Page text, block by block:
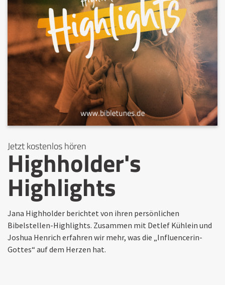
Jetzt kostenlos hören
Highholder's
Highlights
Jana Highholder berichtet von ihren persönlichen
Bibelstellen-Highlights. Zusammen mit Detlef Kühlein und
Joshua Henrich erfahren wir mehr, was die „Influencerin-
Gottes“ auf dem Herzen hat.